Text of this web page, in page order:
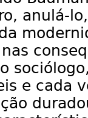
anulá-
e cada